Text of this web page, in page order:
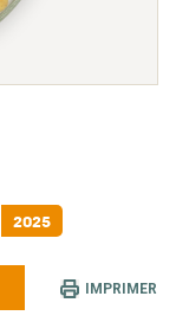
2025
IMPRIMER